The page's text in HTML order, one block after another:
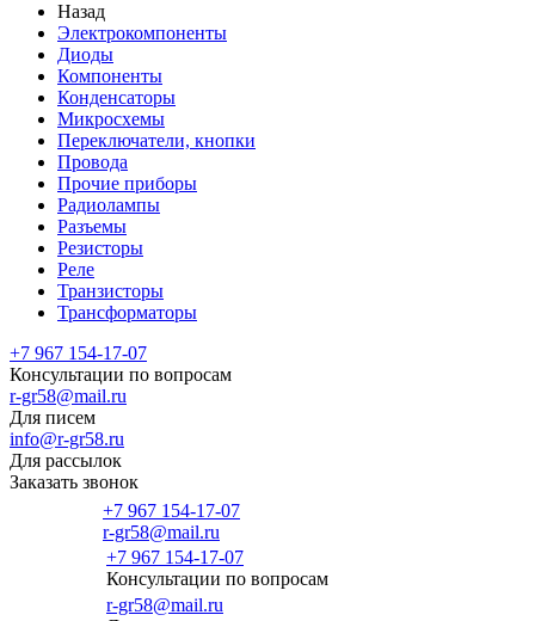
Назад
Электрокомпоненты
Диоды
Компоненты
Конденсаторы
Микросхемы
Переключатели, кнопки
Провода
Прочие приборы
Радиолампы
Разъемы
Резисторы
Реле
Транзисторы
Трансформаторы
+7 967 154-17-07
Консультации по вопросам
r-gr58@mail.ru
Для писем
info@r-gr58.ru
Для рассылок
Заказать звонок
+7 967 154-17-07
r-gr58@mail.ru
+7 967 154-17-07
Консультации по вопросам
r-gr58@mail.ru